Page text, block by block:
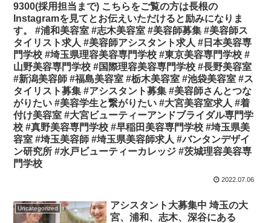
9300(採用担当まで) こちらをご覧の方は長根の
Instagramを見てとお伝えいただけると励みになりま
す。 #浦和美容室 #志木美容室 #美容師募集 #美容師ス
タイリスト求人 #美容師アシスタント求人 #日本美容専
門学校 #埼玉県理容美容専門学校 #東京美容専門学校 #
山野美容専門学校 #国際理容美容専門学校 #長野美容室
#新潟美容師 #福島美容室 #栃木美容室 #池袋美容室 #ス
タイリスト募集 #アシスタント募集 #美容師さんとつな
がりたい #美容学生と繋がりたい #大宮美容室求人 #着
付け美容室 #大宮ビューティーアンドブライダル専門学
校 #真野美容専門学校 #早稲田美容専門学校 #埼玉県美
容室 #埼玉美容師 #埼玉県美容師求人 #バンタンデザイ
ン研究所 #水戸ビューティーカレッジ #茨城理容美容専
門学校
2022.07.06
Uncategorized
アシスタント大募集中️ 埼玉の大
宮、浦和、志木、深谷にある